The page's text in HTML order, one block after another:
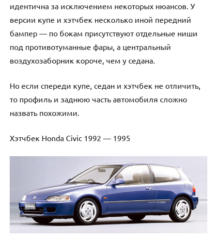
идентична за исключением некоторых нюансов. У
версии купе и хэтчбек несколько иной передний
бампер — по бокам присутствуют отдельные ниши
под противотуманные фары, а центральный
воздухозаборник короче, чем у седана.
Но если спереди купе, седан и хэтчбек не отличить,
то профиль и заднюю часть автомобиля сложно
назвать похожими.
Хэтчбек Honda Civic 1992 — 1995